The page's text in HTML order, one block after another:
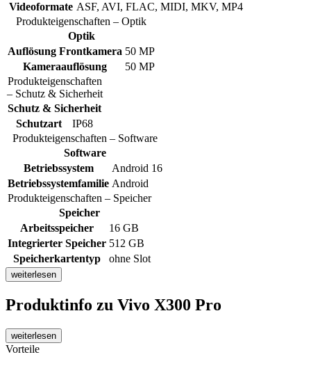
Videoformate ASF, AVI, FLAC, MIDI, MKV, MP4
Produkteigenschaften – Optik
Optik
Auflösung Frontkamera 50 MP
Kameraauflösung
50 MP
Produkteigenschaften
– Schutz & Sicherheit
Schutz & Sicherheit
Schutzart
IP68
Produkteigenschaften – Software
Software
Betriebssystem
Android 16
Betriebssystemfamilie Android
Produkteigenschaften – Speicher
Speicher
Arbeitsspeicher
16 GB
Integrierter Speicher 512 GB
Speicherkartentyp
ohne Slot
weiterlesen
Produktinfo zu Vivo X300 Pro
weiterlesen
Vorteile